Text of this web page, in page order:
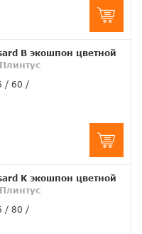
B экошпон цветной
Плинтус
60
K экошпон цветной
Плинтус
80